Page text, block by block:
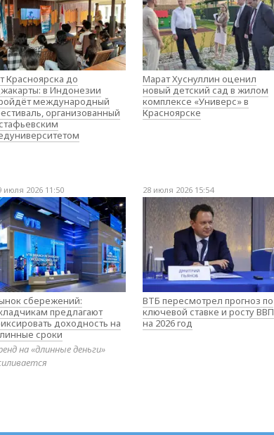
Красноярска до
в Индонезии
международный
организованный
Марат Хуснуллин оценил
новый детский сад в жилом
комплексе «Универс» в
Красноярске
июля 2026 11:50
сбережений:
предлагают
доходность на
сроки
на «длинные деньги»
28 июля 2026 15:54
ВТБ пересмотрел прогноз по
ключевой ставке и росту ВВП
на 2026 год